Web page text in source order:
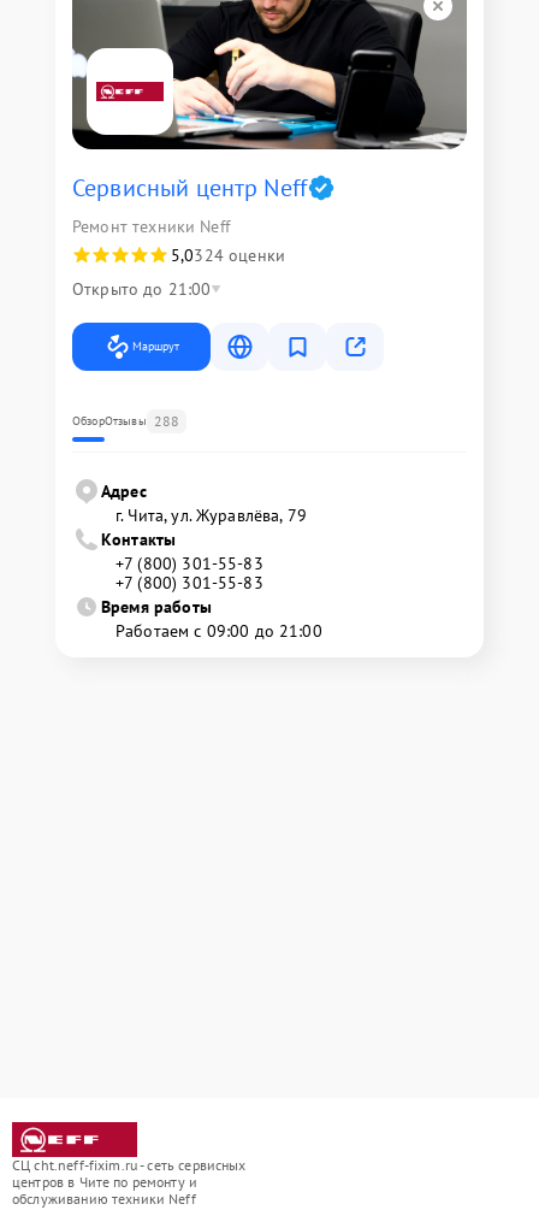
Сервисный центр Neff
Ремонт техники Neff
5,0324 оценки
Открыто до 21:00
Маршрут
ОбзорОтзывы 288
Адрес
г. Чита, ул. Журавлёва, 79
Контакты
+7 (800) 301-55-83
+7 (800) 301-55-83
Время работы
Работаем с 09:00 до 21:00
СЦ cht.neff-fixim.ru - сеть сервисных
центров в Чите по ремонту и
обслуживанию техники Neff